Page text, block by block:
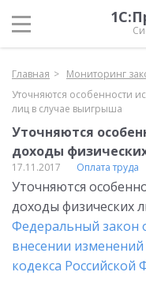
Главная Мониторинг
Уточняются особенности
лиц в случае выигрыша
Уточняются
доходы
17.11.2017 Оплата труда
Уточняются
доходы физических
Федеральный закон
внесении
кодекса Российской